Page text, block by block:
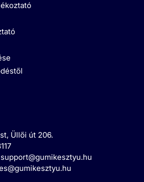
Üllői út 206.
support@gumikesztyu.hu